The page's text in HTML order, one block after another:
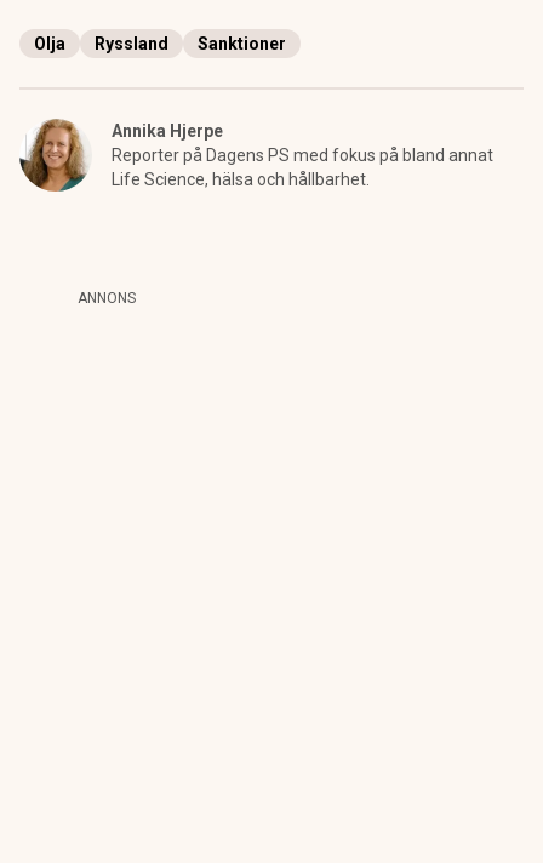
Olja Ryssland Sanktioner
Annika Hjerpe
Reporter på Dagens PS med fokus på bland annat
Life Science, hälsa och hållbarhet.
ANNONS